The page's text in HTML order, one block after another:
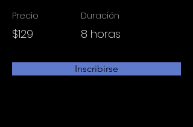
Precio
$129
Duración
8 horas
Inscribirse